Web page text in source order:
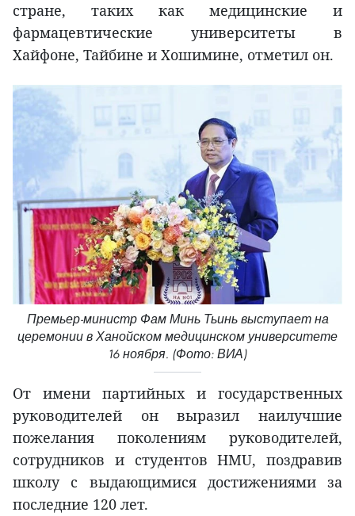
стране, таких как медицинские и
фармацевтические университеты в
Хайфоне, Тайбине и Хошимине, отметил он.
Премьер-министр Фам Минь Тьинь выступает на
церемонии в Ханойском медицинском университете
16 ноября. (Фото: ВИА)
От имени партийных и государственных
руководителей он выразил наилучшие
пожелания поколениям руководителей,
сотрудников и студентов HMU, поздравив
школу с выдающимися достижениями за
последние 120 лет.